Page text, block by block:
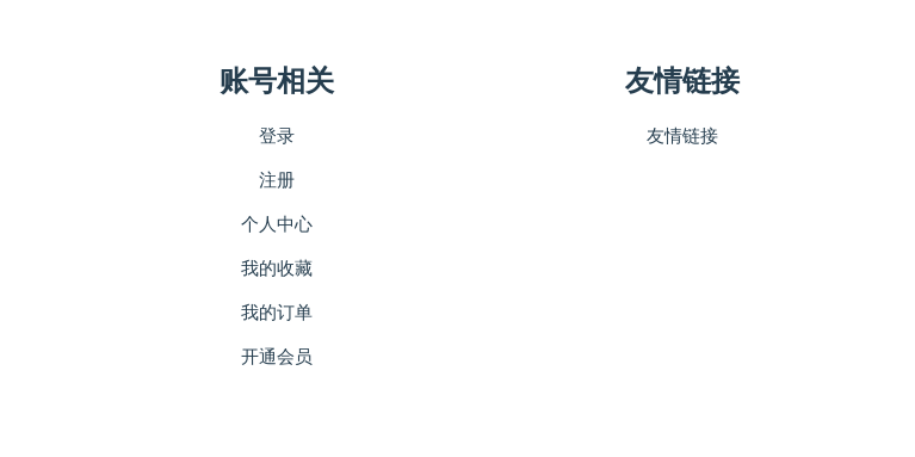
账号相关
登录
注册
个人中心
我的收藏
我的订单
开通会员
友情链接
友情链接